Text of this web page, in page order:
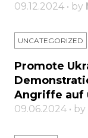
09.12.2024 • by
UNCATEGORIZED
Promote
Angriffe auf
09.06.2024 • by